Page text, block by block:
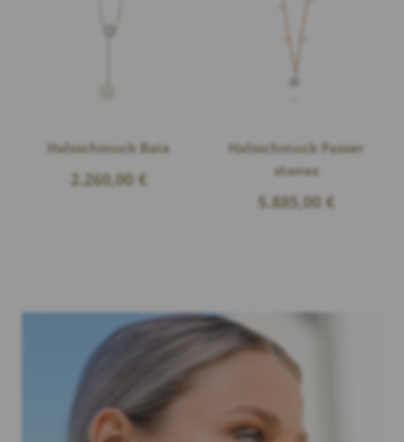
Halsschmuck Baia
2.260,00 €
Halsschmuck Passer
stones
5.885,00 €